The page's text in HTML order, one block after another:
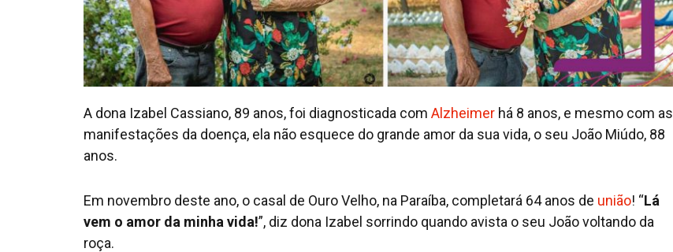
A dona Izabel Cassiano, 89 anos, foi diagnosticada com Alzheimer há 8 anos, e mesmo com as
manifestações da doença, ela não esquece do grande amor da sua vida, o seu João Miúdo, 88
anos.
Em novembro deste ano, o casal de Ouro Velho, na Paraíba, completará 64 anos de união! “Lá
vem o amor da minha vida!”, diz dona Izabel sorrindo quando avista o seu João voltando da
roça.